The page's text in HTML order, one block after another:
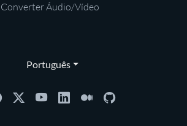
Converter Áudio/Vídeo
Português